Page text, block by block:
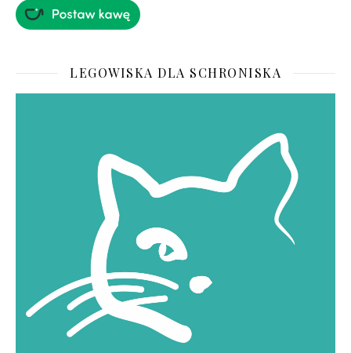
LEGOWISKA DLA SCHRONISKA